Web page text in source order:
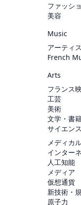
ファッシ
美容
Music
アーティ
French
Arts
フランス
工芸
美術
文学・書
サイエンス
メディカ
インター
人工知能
メディア
仮想通貨
新技術・
原子力